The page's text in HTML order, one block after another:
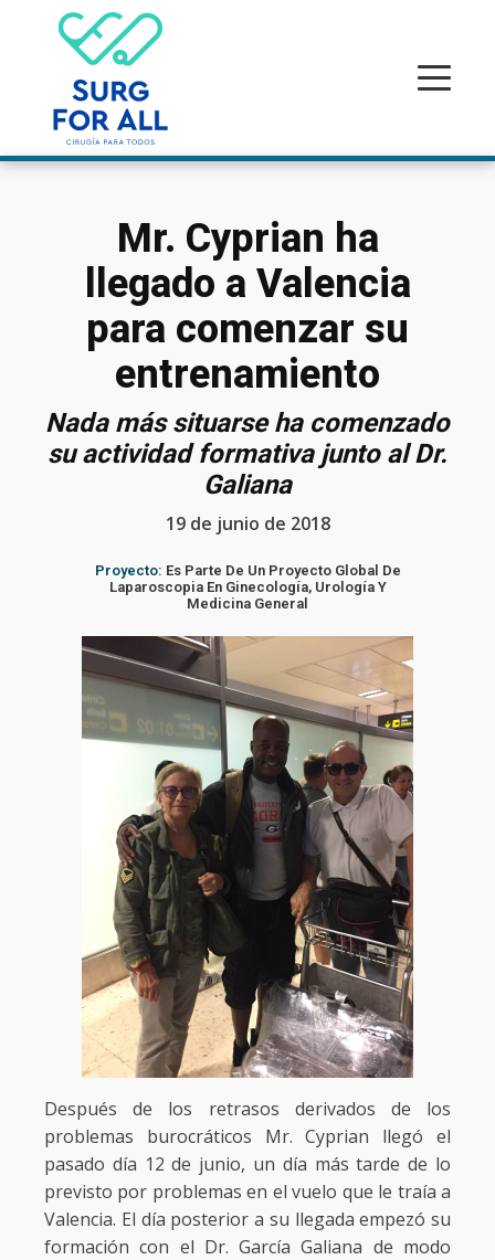
Mr. Cyprian ha
llegado a Valencia
para comenzar su
entrenamiento
Nada más situarse ha comenzado
su actividad formativa junto al Dr.
Galiana
19 de junio de 2018
Proyecto: Es Parte De Un Proyecto Global De
Laparoscopia En Ginecología, Urología Y
Medicina General
Después de los retrasos derivados de los
problemas burocráticos Mr. Cyprian llegó el
pasado día 12 de junio, un día más tarde de lo
previsto por problemas en el vuelo que le traía a
Valencia. El día posterior a su llegada empezó su
formación con el Dr. García Galiana de modo